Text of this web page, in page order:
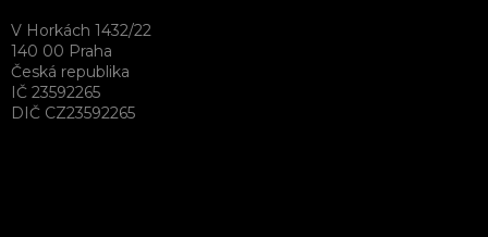
V Horkách 1432/22
140 00 Praha
Česká republika
IČ 23592265
DIČ CZ23592265